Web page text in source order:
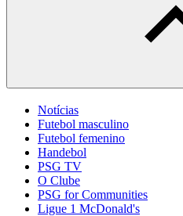
Notícias
Futebol masculino
Futebol femenino
Handebol
PSG TV
O Clube
PSG for Communities
Ligue 1 McDonald's